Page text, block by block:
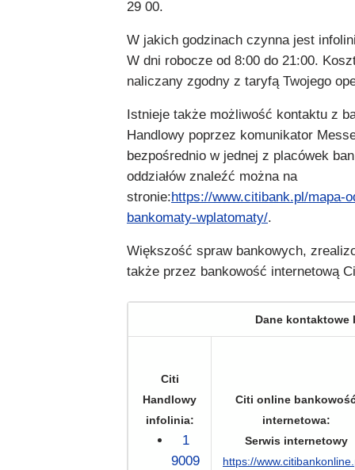
29 00.
W jakich godzinach czynna jest
W dni robocze od 8:00 do 21:00.
naliczany zgodny z taryfą Twojego
Istnieje także możliwość kontaktu z
Handlowy poprzez komunikator
bezpośrednio w jednej z placówek
oddziałów znaleźć można na
stronie:https://www.citibank.pl/mapa-
bankomaty-wplatomaty/.
Większość spraw bankowych,
także przez bankowość internetową
Dane kontaktowe
Citi
Handlowy
infolinia:
1
9009
Citi online
internetowa:
Serwis internetowy
https://